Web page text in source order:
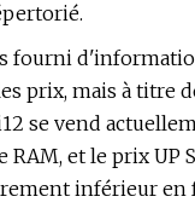
fourni
prix, mais à titre
se vend
RAM, et le prix UP
inférieur en